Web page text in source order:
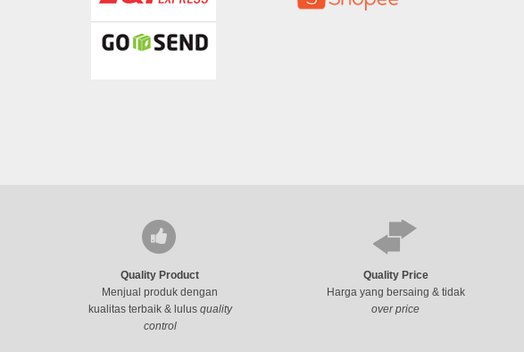
Quality Product
Menjual produk dengan
kualitas terbaik & lulus quality
control
Quality Price
Harga yang bersaing & tidak
over price